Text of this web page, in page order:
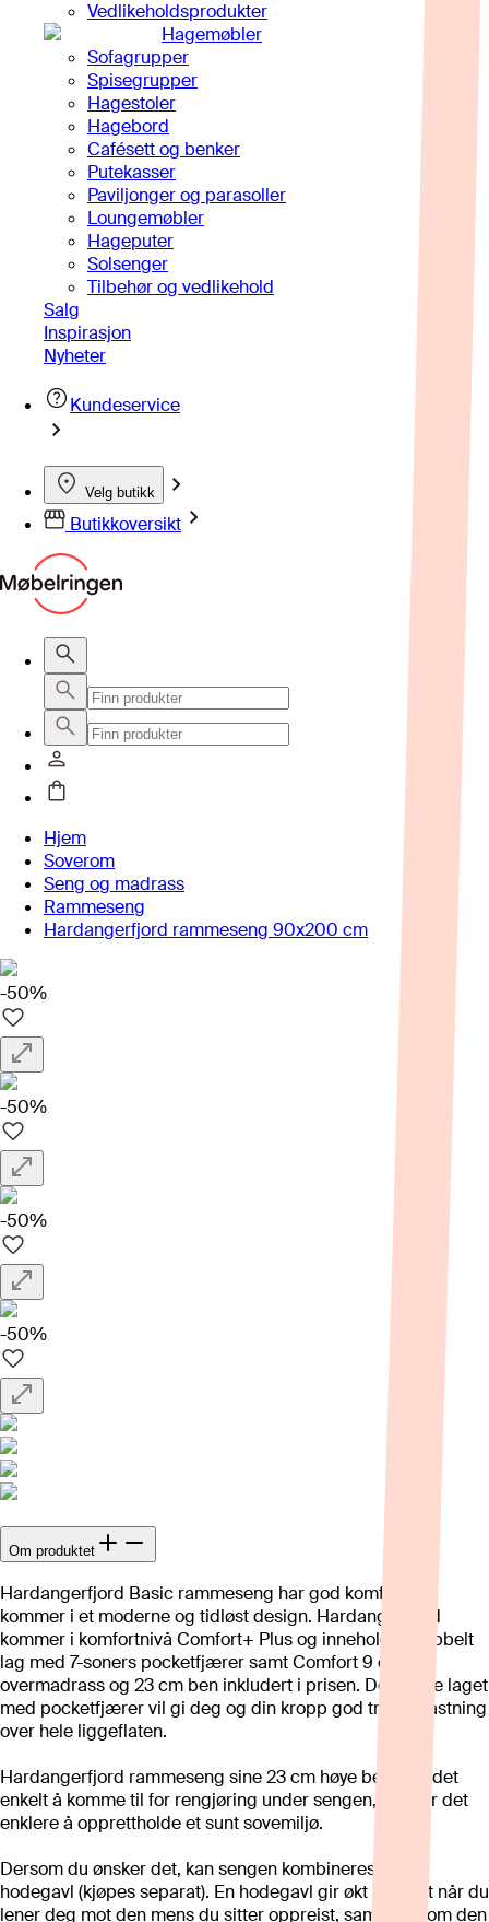
Vedlikeholdsprodukter
Hagemøbler
Sofagrupper
Spisegrupper
Hagestoler
Hagebord
Cafésett og benker
Putekasser
Paviljonger og parasoller
Loungemøbler
Hageputer
Solsenger
Tilbehør og vedlikehold
Salg
Inspirasjon
Nyheter
Kundeservice
Velg butikk
Butikkoversikt
Hjem
Soverom
Seng og madrass
Rammeseng
Hardangerfjord rammeseng 90x200 cm
-50%
-50%
-50%
-50%
Om produktet
Hardangerfjord Basic rammeseng har god komfort og
kommer i et moderne og tidløst design. Hardangerfjord
kommer i komfortnivå Comfort+ Plus og inneholder dobbelt
lag med 7-soners pocketfjærer samt Comfort 9 cm
overmadrass og 23 cm ben inkludert i prisen. Det doble laget
med pocketfjærer vil gi deg og din kropp god trykkavlastning
over hele liggeflaten.
Hardangerfjord rammeseng sine 23 cm høye ben gjør det
enkelt å komme til for rengjøring under sengen, og gjør det
enklere å opprettholde et sunt sovemiljø.
Dersom du ønsker det, kan sengen kombineres med
hodegavl (kjøpes separat). En hodegavl gir økt komfort når du
lener deg mot den mens du sitter oppreist, samtidig som den